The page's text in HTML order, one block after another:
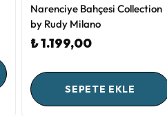
Narenciye Bahçesi Collection
by Rudy Milano
₺ 1.199,00
SEPETE EKLE